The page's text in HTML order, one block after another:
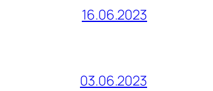
16.06.2023
03.06.2023